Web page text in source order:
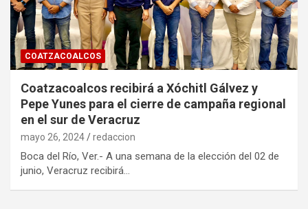
COATZACOALCOS
Coatzacoalcos recibirá a Xóchitl Gálvez y
Pepe Yunes para el cierre de campaña regional
en el sur de Veracruz
mayo 26, 2024 redaccion
Boca del Río, Ver.- A una semana de la elección del 02 de
junio, Veracruz recibirá…